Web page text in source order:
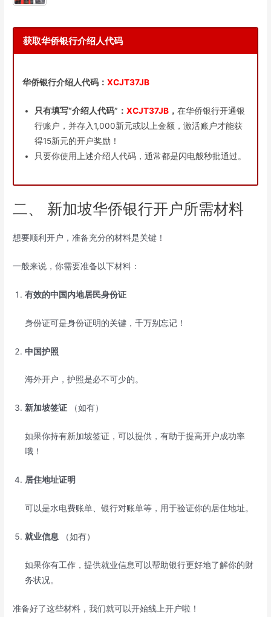
获取华侨银行介绍人代码
华侨银行介绍人代码： XCJT37JB
只有填写“介绍人代码”： XCJT37JB， 在华侨银行开通银
行账户，并存入1,000新元或以上金额，激活账户才能获
得15新元的开户奖励！
只要你使用上述介绍人代码，通常都是闪电般秒批通过。
二、 新加坡华侨银行开户所需材料
想要顺利开户，准备充分的材料是关键！
一般来说，你需要准备以下材料：
有效的中国内地居民身份证
身份证可是身份证明的关键，千万别忘记！
中国护照
海外开户，护照是必不可少的。
新加坡签证 （如有）
如果你持有新加坡签证，可以提供，有助于提高开户成功率
哦！
居住地址证明
可以是水电费账单、银行对账单等，用于验证你的居住地址。
就业信息 （如有）
如果你有工作，提供就业信息可以帮助银行更好地了解你的财
务状况。
准备好了这些材料，我们就可以开始线上开户啦！